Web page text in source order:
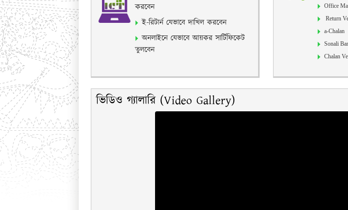
করবেন
ই-রিটার্ন যেভাবে দাখিল করবেন
অনলাইনে যেভাবে আয়কর সার্টিফিকেট
তুলবেন
Office
Return
a-Chalan
Sonali
Chalan
ভিডিও গ্যালারি (Video Gallery)